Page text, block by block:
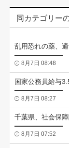
同カテゴリー
乱用恐れの薬、
8月7日 08:48
国家公務員給与
8月7日 08:27
千葉県、社会保
8月7日 07:52